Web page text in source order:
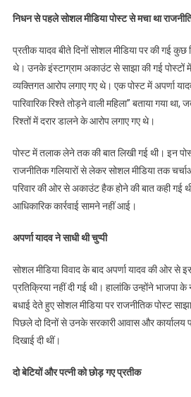
निधन से पहले सोशल मीडिया पोस्ट से मचा था
प्रतीक यादव बीते दिनों सोशल मीडिया पर की गई कुछ
थे। उनके इंस्टाग्राम अकाउंट से साझा की गई पोस्टों में
व्यक्तिगत आरोप लगाए गए थे। एक पोस्ट में अपर्णा
पारिवारिक रिश्ते तोड़ने वाली महिला” बताया गया था,
रिश्तों में दरार डालने के आरोप लगाए गए थे।
पोस्ट में तलाक लेने तक की बात लिखी गई थी। इन
राजनीतिक गलियारों से लेकर सोशल मीडिया तक
परिवार की ओर से अकाउंट हैक होने की बात कही गई
आधिकारिक कार्रवाई सामने नहीं आई।
अपर्णा यादव ने साधी थी चुप्पी
सोशल मीडिया विवाद के बाद अपर्णा यादव की ओर से
प्रतिक्रिया नहीं दी गई थी। हालांकि उन्होंने भाजपा के
बधाई देते हुए सोशल मीडिया पर राजनीतिक पोस्ट
पिछले दो दिनों से उनके सरकारी आवास और कार्यालय
दिखाई दी थीं।
दो बेटियों और पत्नी को छोड़ गए प्रतीक